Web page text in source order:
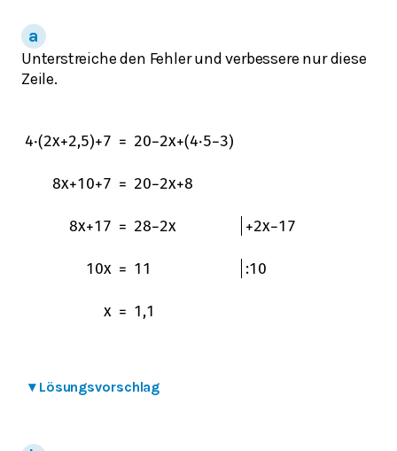
Unterstreiche den Fehler und verbessere nur diese
Zeile.
4⋅(2x+2,5)+7 = 20−2x+(4⋅5−3)
8x+10+7 = 20−2x+8
8x+17 = 28−2x +2x−17
10x = 11 :10
x = 1,1
▾ Lösungsvorschlag